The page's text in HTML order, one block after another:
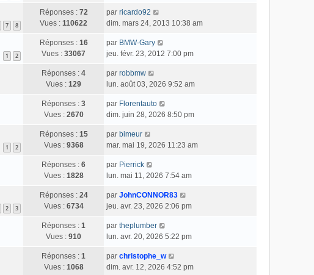
7 8
Réponses : 72
Vues : 110622
par ricardo92
dim. mars 24, 2013 10:38 am
1 2
Réponses : 16
Vues : 33067
par BMW-Gary
jeu. févr. 23, 2012 7:00 pm
Réponses : 4
Vues : 129
par robbmw
lun. août 03, 2026 9:52 am
Réponses : 3
Vues : 2670
par Florentauto
dim. juin 28, 2026 8:50 pm
1 2
Réponses : 15
Vues : 9368
par bimeur
mar. mai 19, 2026 11:23 am
Réponses : 6
Vues : 1828
par Pierrick
lun. mai 11, 2026 7:54 am
2 3
Réponses : 24
Vues : 6734
par JohnCONNOR83
jeu. avr. 23, 2026 2:06 pm
Réponses : 1
Vues : 910
par theplumber
lun. avr. 20, 2026 5:22 pm
Réponses : 1
Vues : 1068
par christophe_w
dim. avr. 12, 2026 4:52 pm